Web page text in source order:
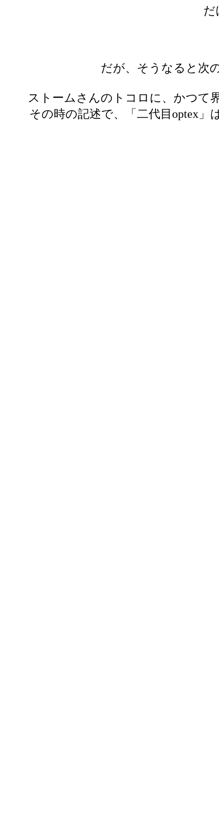
だ
だが、そうなると次
ストームさんのトコロに、かつて
その時の記述で、「二代目optex